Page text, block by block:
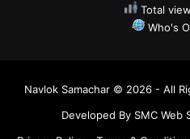
Total
Who's
Navlok Samachar © 2026 - All
Developed By SMC